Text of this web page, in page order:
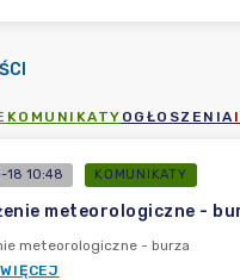
KOMUNIKATY OGŁOSZENIA
10:48 KOMUNIKATY
meteorologiczne -
meteorologiczne - burza